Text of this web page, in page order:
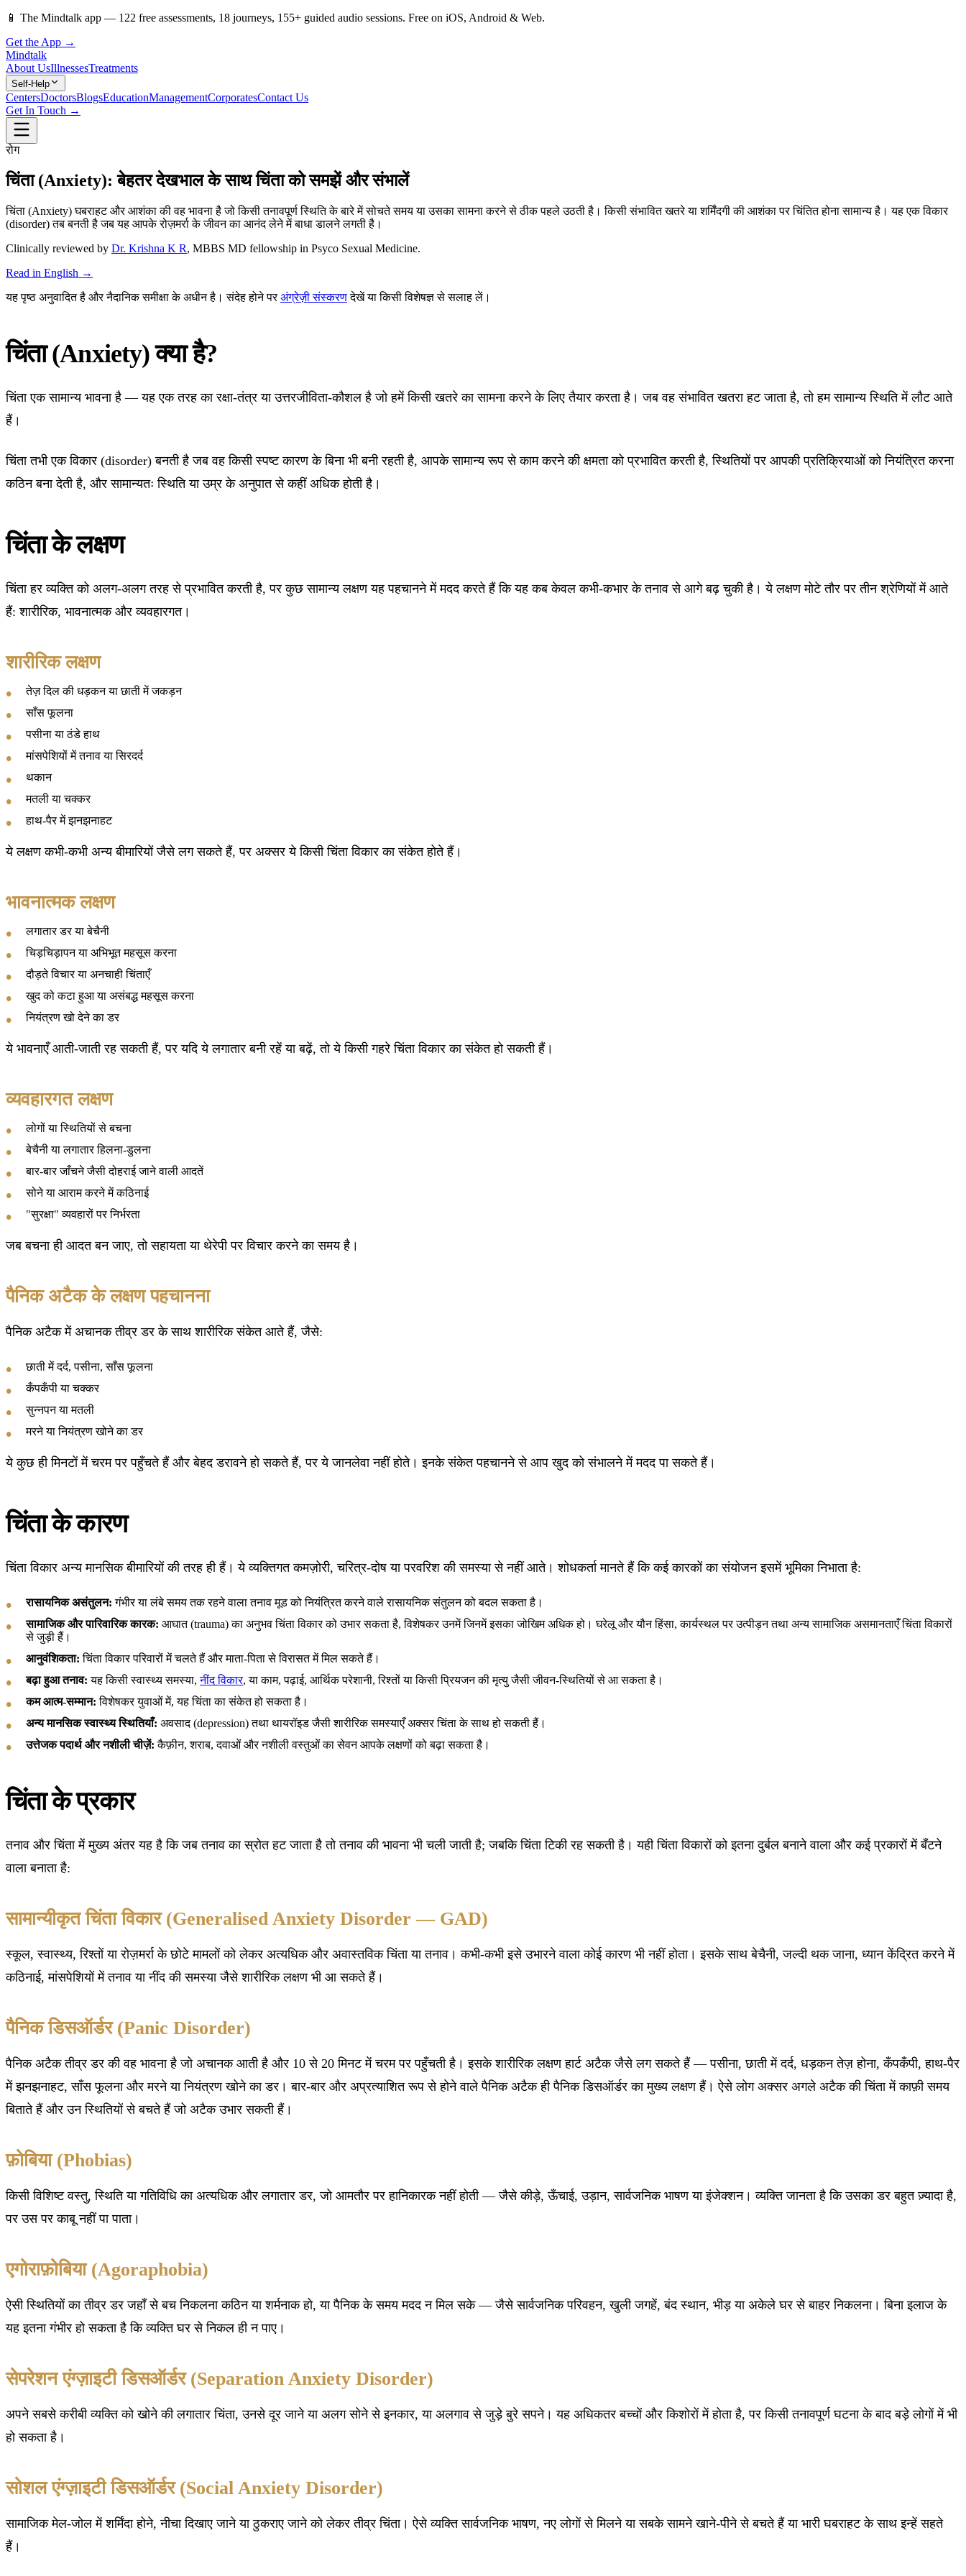
📱 The Mindtalk app — 122 free assessments, 18 journeys, 155+ guided audio sessions. Free on iOS, Android & Web.
Get the App →
Mindtalk
About UsIllnessesTreatments
Self-Help
CentersDoctorsBlogsEducationManagementCorporatesContact Us
Get In Touch →
रोग
चिंता (Anxiety): बेहतर देखभाल के साथ चिंता को समझें और संभालें
चिंता (Anxiety) घबराहट और आशंका की वह भावना है जो किसी तनावपूर्ण स्थिति के बारे में सोचते समय या उसका सामना करने से ठीक पहले उठती है। किसी संभावित खतरे या शर्मिंदगी की आशंका पर चिंतित होना सामान्य है। यह एक विकार
(disorder) तब बनती है जब यह आपके रोज़मर्रा के जीवन का आनंद लेने में बाधा डालने लगती है।
Clinically reviewed by Dr. Krishna K R, MBBS MD fellowship in Psyco Sexual Medicine.
Read in English →
यह पृष्ठ अनुवादित है और नैदानिक समीक्षा के अधीन है। संदेह होने पर अंग्रेज़ी संस्करण देखें या किसी विशेषज्ञ से सलाह लें।
चिंता (Anxiety) क्या है?
चिंता एक सामान्य भावना है — यह एक तरह का रक्षा-तंत्र या उत्तरजीविता-कौशल है जो हमें किसी खतरे का सामना करने के लिए तैयार करता है। जब वह संभावित खतरा हट जाता है, तो हम सामान्य स्थिति में लौट आते
हैं।
चिंता तभी एक विकार (disorder) बनती है जब वह किसी स्पष्ट कारण के बिना भी बनी रहती है, आपके सामान्य रूप से काम करने की क्षमता को प्रभावित करती है, स्थितियों पर आपकी प्रतिक्रियाओं को नियंत्रित करना
कठिन बना देती है, और सामान्यतः स्थिति या उम्र के अनुपात से कहीं अधिक होती है।
चिंता के लक्षण
चिंता हर व्यक्ति को अलग-अलग तरह से प्रभावित करती है, पर कुछ सामान्य लक्षण यह पहचानने में मदद करते हैं कि यह कब केवल कभी-कभार के तनाव से आगे बढ़ चुकी है। ये लक्षण मोटे तौर पर तीन श्रेणियों में आते
हैं: शारीरिक, भावनात्मक और व्यवहारगत।
शारीरिक लक्षण
तेज़ दिल की धड़कन या छाती में जकड़न
साँस फूलना
पसीना या ठंडे हाथ
मांसपेशियों में तनाव या सिरदर्द
थकान
मतली या चक्कर
हाथ-पैर में झनझनाहट
ये लक्षण कभी-कभी अन्य बीमारियों जैसे लग सकते हैं, पर अक्सर ये किसी चिंता विकार का संकेत होते हैं।
भावनात्मक लक्षण
लगातार डर या बेचैनी
चिड़चिड़ापन या अभिभूत महसूस करना
दौड़ते विचार या अनचाही चिंताएँ
खुद को कटा हुआ या असंबद्ध महसूस करना
नियंत्रण खो देने का डर
ये भावनाएँ आती-जाती रह सकती हैं, पर यदि ये लगातार बनी रहें या बढ़ें, तो ये किसी गहरे चिंता विकार का संकेत हो सकती हैं।
व्यवहारगत लक्षण
लोगों या स्थितियों से बचना
बेचैनी या लगातार हिलना-डुलना
बार-बार जाँचने जैसी दोहराई जाने वाली आदतें
सोने या आराम करने में कठिनाई
"सुरक्षा" व्यवहारों पर निर्भरता
जब बचना ही आदत बन जाए, तो सहायता या थेरेपी पर विचार करने का समय है।
पैनिक अटैक के लक्षण पहचानना
पैनिक अटैक में अचानक तीव्र डर के साथ शारीरिक संकेत आते हैं, जैसे:
छाती में दर्द, पसीना, साँस फूलना
कँपकँपी या चक्कर
सुन्नपन या मतली
मरने या नियंत्रण खोने का डर
ये कुछ ही मिनटों में चरम पर पहुँचते हैं और बेहद डरावने हो सकते हैं, पर ये जानलेवा नहीं होते। इनके संकेत पहचानने से आप खुद को संभालने में मदद पा सकते हैं।
चिंता के कारण
चिंता विकार अन्य मानसिक बीमारियों की तरह ही हैं। ये व्यक्तिगत कमज़ोरी, चरित्र-दोष या परवरिश की समस्या से नहीं आते। शोधकर्ता मानते हैं कि कई कारकों का संयोजन इसमें भूमिका निभाता है:
रासायनिक असंतुलन: गंभीर या लंबे समय तक रहने वाला तनाव मूड को नियंत्रित करने वाले रासायनिक संतुलन को बदल सकता है।
सामाजिक और पारिवारिक कारक: आघात (trauma) का अनुभव चिंता विकार को उभार सकता है, विशेषकर उनमें जिनमें इसका जोखिम अधिक हो। घरेलू और यौन हिंसा, कार्यस्थल पर उत्पीड़न तथा अन्य सामाजिक असमानताएँ चिंता विकारों
से जुड़ी हैं।
आनुवंशिकता: चिंता विकार परिवारों में चलते हैं और माता-पिता से विरासत में मिल सकते हैं।
बढ़ा हुआ तनाव: यह किसी स्वास्थ्य समस्या,नींद विकार, या काम, पढ़ाई, आर्थिक परेशानी, रिश्तों या किसी प्रियजन की मृत्यु जैसी जीवन-स्थितियों से आ सकता है।
कम आत्म-सम्मान: विशेषकर युवाओं में, यह चिंता का संकेत हो सकता है।
अन्य मानसिक स्वास्थ्य स्थितियाँ: अवसाद (depression) तथा थायरॉइड जैसी शारीरिक समस्याएँ अक्सर चिंता के साथ हो सकती हैं।
उत्तेजक पदार्थ और नशीली चीज़ें: कैफ़ीन, शराब, दवाओं और नशीली वस्तुओं का सेवन आपके लक्षणों को बढ़ा सकता है।
चिंता के प्रकार
तनाव और चिंता में मुख्य अंतर यह है कि जब तनाव का स्रोत हट जाता है तो तनाव की भावना भी चली जाती है; जबकि चिंता टिकी रह सकती है। यही चिंता विकारों को इतना दुर्बल बनाने वाला और कई प्रकारों में बँटने
वाला बनाता है:
सामान्यीकृत चिंता विकार (Generalised Anxiety Disorder — GAD)
स्कूल, स्वास्थ्य, रिश्तों या रोज़मर्रा के छोटे मामलों को लेकर अत्यधिक और अवास्तविक चिंता या तनाव। कभी-कभी इसे उभारने वाला कोई कारण भी नहीं होता। इसके साथ बेचैनी, जल्दी थक जाना, ध्यान केंद्रित करने में
कठिनाई, मांसपेशियों में तनाव या नींद की समस्या जैसे शारीरिक लक्षण भी आ सकते हैं।
पैनिक डिसऑर्डर (Panic Disorder)
पैनिक अटैक तीव्र डर की वह भावना है जो अचानक आती है और 10 से 20 मिनट में चरम पर पहुँचती है। इसके शारीरिक लक्षण हार्ट अटैक जैसे लग सकते हैं — पसीना, छाती में दर्द, धड़कन तेज़ होना, कँपकँपी, हाथ-पैर
में झनझनाहट, साँस फूलना और मरने या नियंत्रण खोने का डर। बार-बार और अप्रत्याशित रूप से होने वाले पैनिक अटैक ही पैनिक डिसऑर्डर का मुख्य लक्षण हैं। ऐसे लोग अक्सर अगले अटैक की चिंता में काफ़ी समय
बिताते हैं और उन स्थितियों से बचते हैं जो अटैक उभार सकती हैं।
फ़ोबिया (Phobias)
किसी विशिष्ट वस्तु, स्थिति या गतिविधि का अत्यधिक और लगातार डर, जो आमतौर पर हानिकारक नहीं होती — जैसे कीड़े, ऊँचाई, उड़ान, सार्वजनिक भाषण या इंजेक्शन। व्यक्ति जानता है कि उसका डर बहुत ज़्यादा है,
पर उस पर काबू नहीं पा पाता।
एगोराफ़ोबिया (Agoraphobia)
ऐसी स्थितियों का तीव्र डर जहाँ से बच निकलना कठिन या शर्मनाक हो, या पैनिक के समय मदद न मिल सके — जैसे सार्वजनिक परिवहन, खुली जगहें, बंद स्थान, भीड़ या अकेले घर से बाहर निकलना। बिना इलाज के
यह इतना गंभीर हो सकता है कि व्यक्ति घर से निकल ही न पाए।
सेपरेशन एंग्ज़ाइटी डिसऑर्डर (Separation Anxiety Disorder)
अपने सबसे करीबी व्यक्ति को खोने की लगातार चिंता, उनसे दूर जाने या अलग सोने से इनकार, या अलगाव से जुड़े बुरे सपने। यह अधिकतर बच्चों और किशोरों में होता है, पर किसी तनावपूर्ण घटना के बाद बड़े लोगों में भी
हो सकता है।
सोशल एंग्ज़ाइटी डिसऑर्डर (Social Anxiety Disorder)
सामाजिक मेल-जोल में शर्मिंदा होने, नीचा दिखाए जाने या ठुकराए जाने को लेकर तीव्र चिंता। ऐसे व्यक्ति सार्वजनिक भाषण, नए लोगों से मिलने या सबके सामने खाने-पीने से बचते हैं या भारी घबराहट के साथ इन्हें सहते
हैं।